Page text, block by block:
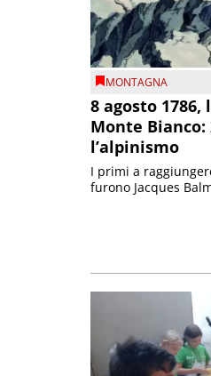
MONTAGNA
8 agosto
Monte Bianco:
l’alpinismo
I primi a
furono Jacques